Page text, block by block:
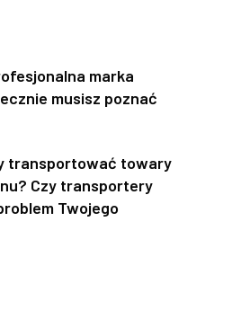
marka
musisz poznać
transportować towary
Czy transportery
Twojego